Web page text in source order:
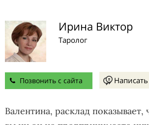
Ирина Виктор
Таролог
Позвонить с сайта
Валентина, расклад показывает,